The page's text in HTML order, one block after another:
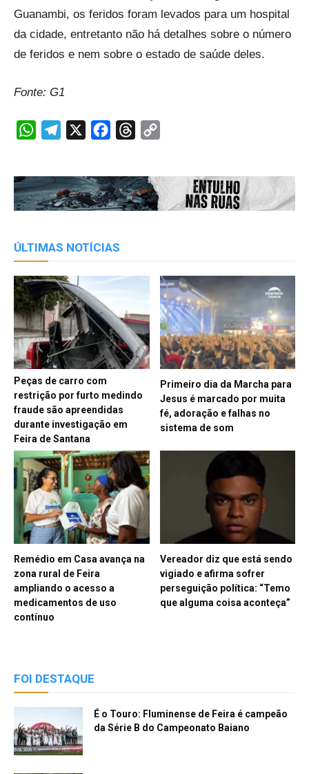
Guanambi, os feridos foram levados para um hospital
da cidade, entretanto não há detalhes sobre o número
de feridos e nem sobre o estado de saúde deles.
Fonte: G1
WhatsAppTelegram FacebookThreads
ÚLTIMAS NOTÍCIAS
Peças de carro com
restrição por furto medindo
fraude são apreendidas
durante investigação em
Feira de Santana
Primeiro dia da Marcha para
Jesus é marcado por muita
fé, adoração e falhas no
sistema de som
Remédio em Casa avança na
zona rural de Feira
ampliando o acesso a
medicamentos de uso
contínuo
Vereador diz que está sendo
vigiado e afirma sofrer
perseguição política: “Temo
que alguma coisa aconteça”
FOI DESTAQUE
É o Touro: Fluminense de Feira é campeão
da Série B do Campeonato Baiano